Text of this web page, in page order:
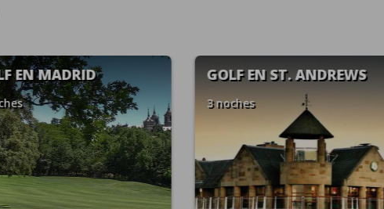
GOLF EN ST. ANDREWS
3 noches
GOLF EN SCOTTISH
HIGHLANDS
3 noches